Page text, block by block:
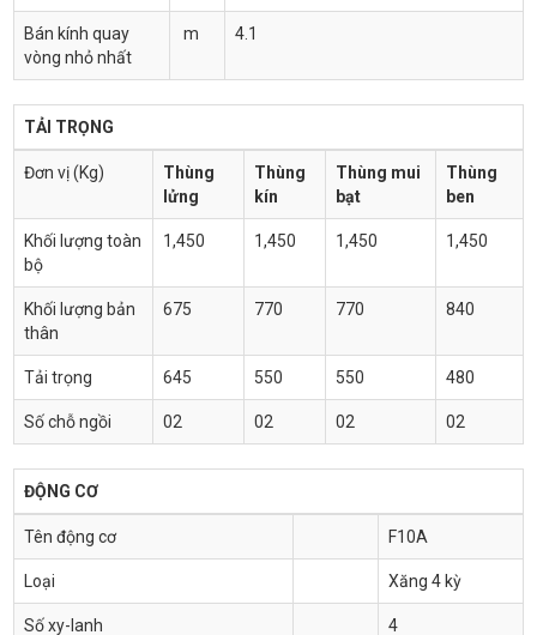
Bán kính quay
vòng nhỏ nhất
m 4.1
TẢI TRỌNG
Đơn vị (Kg)
Thùng
lửng
Thùng
kín
Thùng mui
bạt
Thùng
ben
Khối lượng toàn
bộ
1,450 1,450 1,450 1,450
Khối lượng bản
thân
675 770 770 840
Tải trọng 645 550 550 480
Số chỗ ngồi 02 02 02 02
ĐỘNG CƠ
Tên động cơ F10A
Loại Xăng 4 kỳ
Số xy-lanh 4